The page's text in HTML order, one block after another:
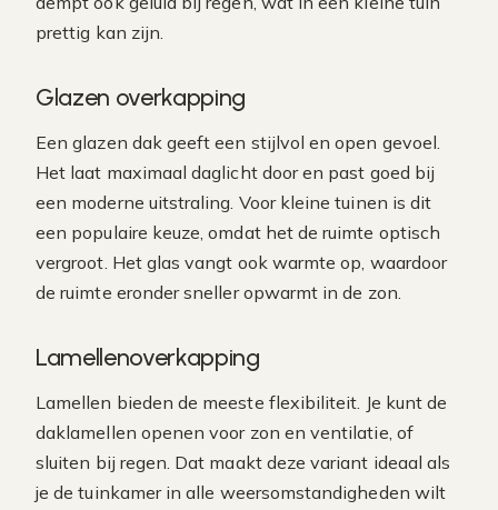
prettig kan zijn.
Glazen overkapping
Een glazen dak geeft een stijlvol en open gevoel.
Het laat maximaal daglicht door en past goed bij
een moderne uitstraling. Voor kleine tuinen is dit
een populaire keuze, omdat het de ruimte optisch
vergroot. Het glas vangt ook warmte op, waardoor
de ruimte eronder sneller opwarmt in de zon.
Lamellenoverkapping
Lamellen bieden de meeste flexibiliteit. Je kunt de
daklamellen openen voor zon en ventilatie, of
sluiten bij regen. Dat maakt deze variant ideaal als
je de tuinkamer in alle weersomstandigheden wilt